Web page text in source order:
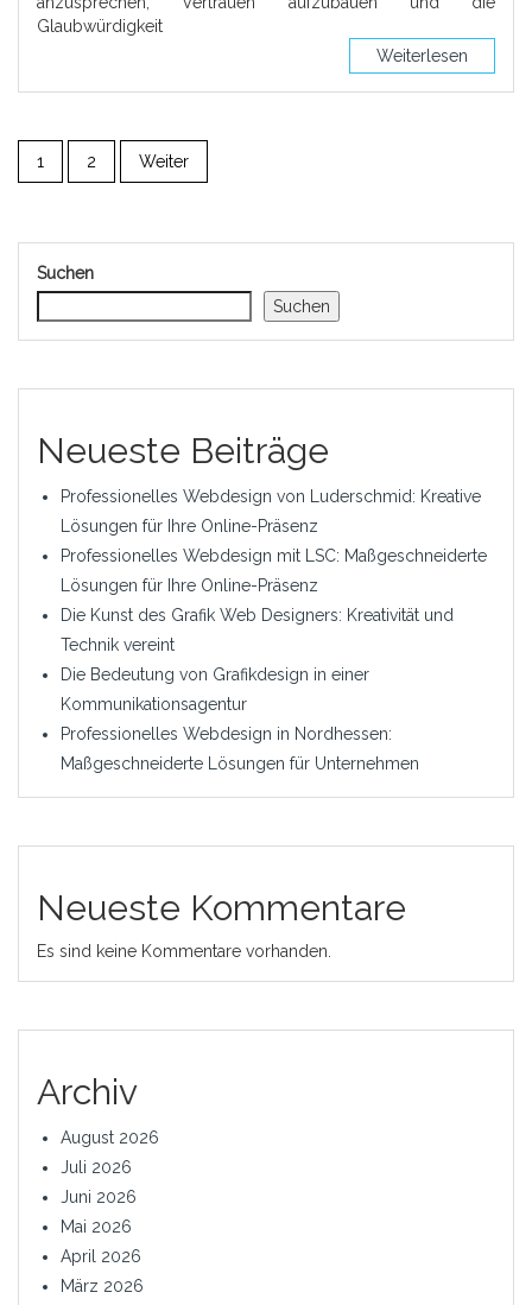
Glaubwürdigkeit
Weiterlesen
1 2 Weiter
Suchen
Suchen
Neueste Beiträge
Professionelles Webdesign von Luderschmid: Kreative
Lösungen für Ihre Online-Präsenz
Professionelles Webdesign mit LSC: Maßgeschneiderte
Lösungen für Ihre Online-Präsenz
Die Kunst des Grafik Web Designers: Kreativität und
Technik vereint
Die Bedeutung von Grafikdesign in einer
Kommunikationsagentur
Professionelles Webdesign in Nordhessen:
Maßgeschneiderte Lösungen für Unternehmen
Neueste Kommentare
Es sind keine Kommentare vorhanden.
Archiv
August 2026
Juli 2026
Juni 2026
Mai 2026
April 2026
März 2026